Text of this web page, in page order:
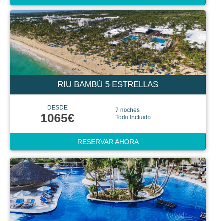
RIU BAMBÚ 5 ESTRELLAS
DESDE
1065€
7 noches
Todo Incluido
RESERVAR AHORA